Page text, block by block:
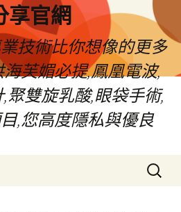
享官網
技術比你想像的更多
芙媚必提,鳳凰電波,
聚雙旋乳酸,眼袋手術,
,您高度隱私與優良
搜
尋